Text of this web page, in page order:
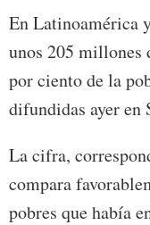
En Latinoamérica
unos 205 millones
por ciento de la
difundidas ayer en
La cifra,
compara
pobres que había